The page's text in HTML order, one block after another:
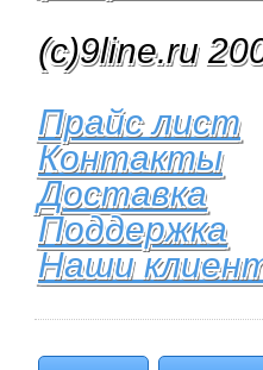
(c)9line.ru
Прайс лист
Контакты
Доставка
Поддержка
Наши